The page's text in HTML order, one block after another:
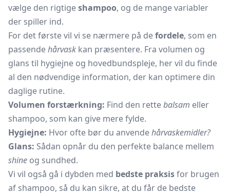
vælge den rigtigeshampoo, og de mange variabler
der spiller ind.
For det første vil vi se nærmere på defordele, som en
passendehårvask kan præsentere. Fra volumen og
glans til hygiejne og hovedbundspleje, her vil du finde
al den nødvendige information, der kan optimere din
daglige rutine.
Volumen forstærkning: Find den rettebalsam eller
shampoo, som kan give mere fylde.
Hygiejne: Hvor ofte bør du anvendehårvaskemidler?
Glans: Sådan opnår du den perfekte balance mellem
shine og sundhed.
Vi vil også gå i dybden med bedste praksisfor brugen
af shampoo, så du kan sikre, at du får de bedste